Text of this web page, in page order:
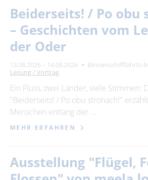
Beiderseits! / Po obu
– Geschichten vom
der Oder
13.08.2026 – 14.08.2026
Binnenschifffahrts-
Lesung / Vortrag
Ein Fluss, zwei Länder, viele Stimmen:
"Beiderseits! / Po obu stronach!"
Menschen entlang der …
MEHR ERFAHREN
Ausstellung "Flügel,